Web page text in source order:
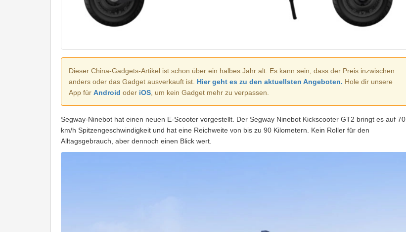
Dieser China-Gadgets-Artikel ist schon über ein halbes Jahr alt. Es kann sein, dass der Preis inzwischen
anders oder das Gadget ausverkauft ist. Hier geht es zu den aktuellsten Angeboten. Hole dir unsere
App für Android oder iOS , um kein Gadget mehr zu verpassen.
Segway-Ninebot hat einen neuen E-Scooter vorgestellt. Der Segway Ninebot Kickscooter GT2 bringt es auf 70
km/h Spitzengeschwindigkeit und hat eine Reichweite von bis zu 90 Kilometern. Kein Roller für den
Alltagsgebrauch, aber dennoch einen Blick wert.